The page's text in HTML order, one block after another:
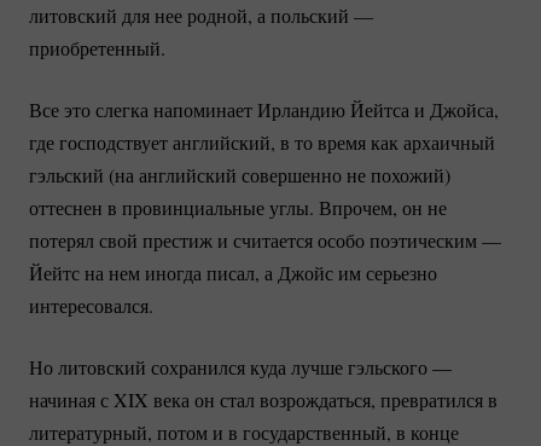
литовский для нее родной, а польский —
приобретенный.
Все это слегка напоминает Ирландию Йейтса и Джойса,
где господствует английский, в то время как архаичный
гэльский (на английский совершенно не похожий)
оттеснен в провинциальные углы. Впрочем, он не
потерял свой престиж и считается особо поэтическим —
Йейтс на нем иногда писал, а Джойс им серьезно
интересовался.
Но литовский сохранился куда лучше гэльского —
начиная с XIX века он стал возрождаться, превратился в
литературный, потом и в государственный, в конце